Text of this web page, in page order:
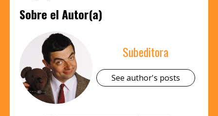
Sobre el Autor(a)
Subeditora
See author's posts